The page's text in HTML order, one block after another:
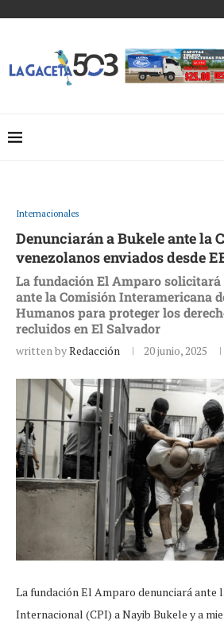
Internacionales
Denunciarán a Bukele ante la
venezolanos enviados desde
La fundación El Amparo solicitará
ante la Comisión Interamericana
Humanos para proteger los
recluidos en El Salvador
written byRedacción 20 junio, 2025
La fundación El Amparo denunciará ante
Internacional (CPI) a Nayib Bukele y a